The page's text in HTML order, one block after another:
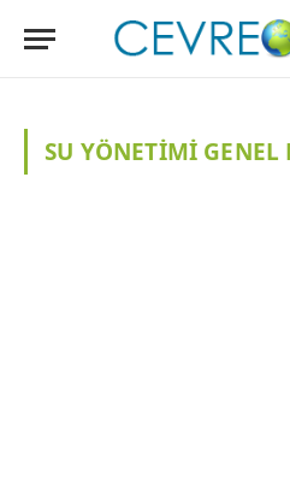
SU YÖNETIMI GENEL